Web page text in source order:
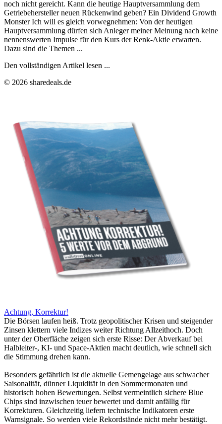
noch nicht gereicht. Kann die heutige Hauptversammlung dem
Getriebehersteller neuen Rückenwind geben? Ein Dividend Growth
Monster Ich will es gleich vorwegnehmen: Von der heutigen
Hauptversammlung dürfen sich Anleger meiner Meinung nach keine
nennenswerten Impulse für den Kurs der Renk-Aktie erwarten.
Dazu sind die Themen ...
Den vollständigen Artikel lesen ...
© 2026 sharedeals.de
Achtung, Korrektur!
Die Börsen laufen heiß. Trotz geopolitischer Krisen und steigender
Zinsen klettern viele Indizes weiter Richtung Allzeithoch. Doch
unter der Oberfläche zeigen sich erste Risse: Der Abverkauf bei
Halbleiter-, KI- und Space-Aktien macht deutlich, wie schnell sich
die Stimmung drehen kann.
Besonders gefährlich ist die aktuelle Gemengelage aus schwacher
Saisonalität, dünner Liquidität in den Sommermonaten und
historisch hohen Bewertungen. Selbst vermeintlich sichere Blue
Chips sind inzwischen teuer bewertet und damit anfällig für
Korrekturen. Gleichzeitig liefern technische Indikatoren erste
Warnsignale. So werden viele Rekordstände nicht mehr bestätigt.